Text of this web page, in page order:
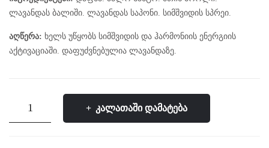
ნაკ
ლავანდას ბალიში. ლავანდას საპონი. სიმშვიდის სპრეი.
აღწერა: ხელს უწყობს სიმშვიდის და ჰარმონიის ენერგიის
აქტივაციაში. დაფუძვნებულია ლავანდაზე.
ᲙᲐᲚᲐᲗᲐᲨᲘ ᲓᲐᲛᲐᲢᲔᲑᲐ